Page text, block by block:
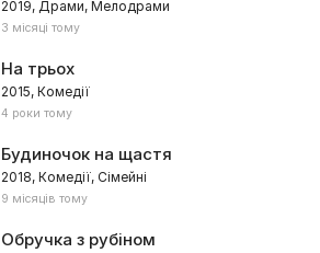
2019, Драми, Мелодрами
3 місяці тому
На трьох
2015, Комедії
4 роки тому
Будиночок на щастя
2018, Комедії, Сімейні
9 місяців тому
Обручка з рубіном